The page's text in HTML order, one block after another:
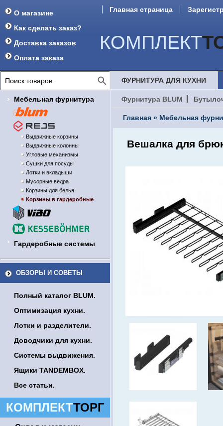
О магазине
Как сделать заказ?
Доставка заказов
Оплата заказа
Главная страница
КОМПЛЕКТ
Мебельная фурнитура
Выдвижные корзины
Выдвижные колонны
Угловые механизмы
Сушки для посуды
Лотки и вкладыши
Мусорные ведра
Корзины для белья
Корзины в гардеробные
Гардеробные системы
ОБЗОРЫ И СОВЕТЫ
Полный каталог BLUM.
Оптимизация кухни.
Лотки и разделители.
Доводчики для кухни.
Системы выдвижения.
Ящики TANDEMBOX.
Все статьи.
КОМПЛЕКТТОРГ
ФУРНИТУРА ДЛЯ КУХНИ
Фурнитура BLUM
Главная » Мебельная
Вешалка для